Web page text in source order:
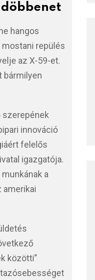
hangos
mostani repülés
az X-59-et.
bármilyen
szerepének
innováció
felelős
igazgatója.
a
amerikai
közötti”